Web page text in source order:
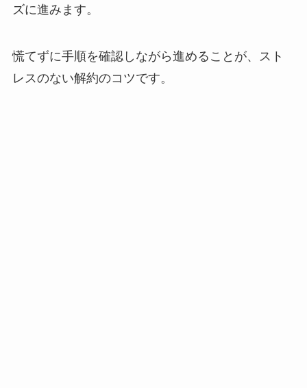
ズに進みます。
慌てずに手順を確認しながら進めることが、スト
レスのない解約のコツです。